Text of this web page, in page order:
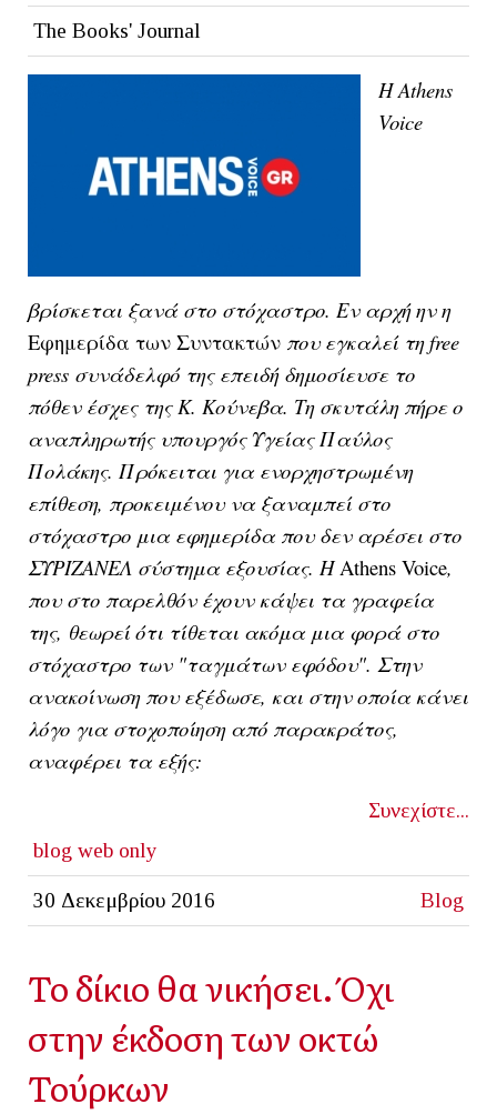
The Books' Journal
Η Athens
Voice
βρίσκεται ξανά στο στόχαστρο. Eν αρχή ην η
Εφημερίδα των Συντακτών που εγκαλεί τη free
press συνάδελφό της επειδή δημοσίευσε το
πόθεν έσχες της Κ. Κούνεβα. Τη σκυτάλη πήρε ο
αναπληρωτής υπουργός Υγείας Παύλος
Πολάκης. Πρόκειται για ενορχηστρωμένη
επίθεση, προκειμένου να ξαναμπεί στο
στόχαστρο μια εφημερίδα που δεν αρέσει στο
ΣΥΡΙΖΑΝΕΛ σύστημα εξουσίας. HAthens Voice,
που στο παρελθόν έχουν κάψει τα γραφεία
της, θεωρεί ότι τίθεται ακόμα μια φορά στο
στόχαστρο των "ταγμάτων εφόδου". Στην
ανακοίνωση που εξέδωσε, και στην οποία κάνει
λόγο για στοχοποίηση από παρακράτος,
αναφέρει τα εξής:
Συνεχίστε...
blog web only
30 Δεκεμβρίου 2016 Blog
Το δίκιο θα νικήσει. Όχι
στην έκδοση των οκτώ
Τούρκων